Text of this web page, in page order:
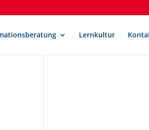
Lernkultur